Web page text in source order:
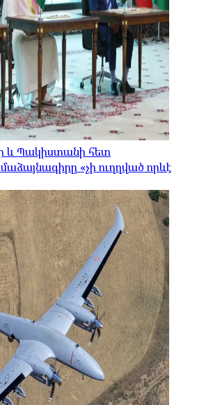
և Պակիստանի հետ
«չի ուղղված որևէ